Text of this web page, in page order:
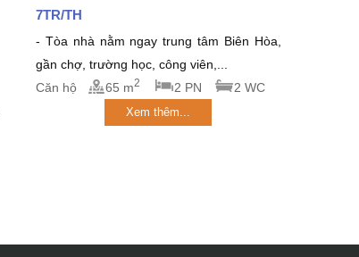
7TR/TH
- Tòa nhà nằm ngay trung tâm Biên Hòa,
gần chợ, trường học, công viên,...
Căn hộ
65 m2 2 PN 2 WC
Xem thêm...